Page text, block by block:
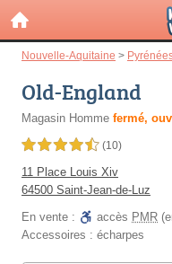
Nouvelle-Aquitaine >
Old-England
Magasin Homme fermé,
4,5 étoiles sur 5 (10)
11 Place Louis Xiv
64500 Saint-Jean-de-Luz
En vente :
accès PMR
Accessoires : écharpes